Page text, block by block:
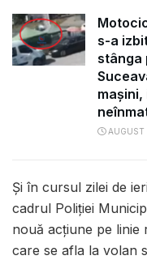
s-a
stânga
AUGUST
Și în cursul zilei de
cadrul Poliției
nouă acțiune pe
care se afla la volan